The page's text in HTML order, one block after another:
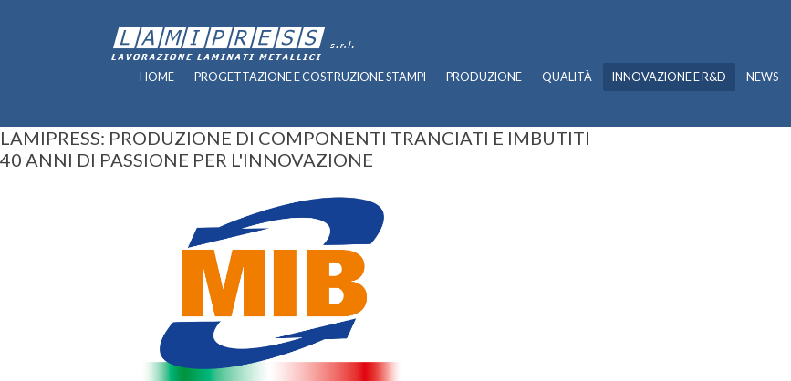
HOME PROGETTAZIONE E COSTRUZIONE STAMPI PRODUZIONE QUALITÀ INNOVAZIONE E R&D NEWS
LAMIPRESS: PRODUZIONE DI COMPONENTI TRANCIATI E IMBUTITI
40 ANNI DI PASSIONE PER L'INNOVAZIONE